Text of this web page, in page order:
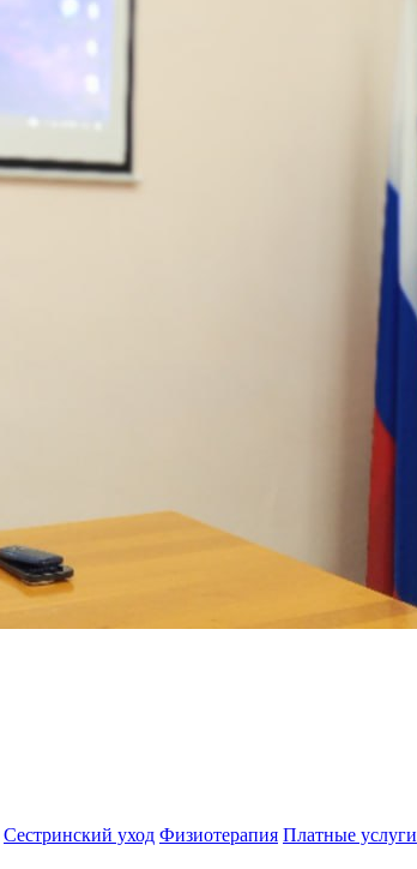
Сестринский уход Физиотерапия Платные услуги